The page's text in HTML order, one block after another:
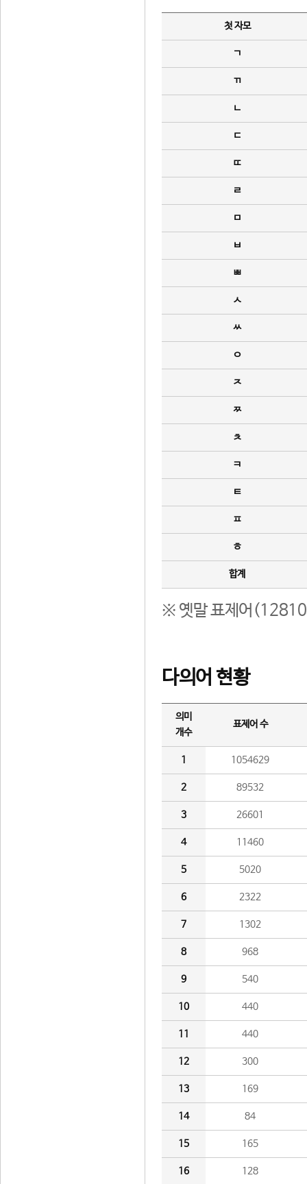
첫 자모
ㄱ
ㄲ
ㄴ
ㄷ
ㄸ
ㄹ
ㅁ
ㅂ
ㅃ
ㅅ
ㅆ
ㅇ
ㅈ
ㅉ
ㅊ
ㅋ
ㅌ
ㅍ
ㅎ
합계
※ 옛말 표제어(12810
다의어 현황
의미
개수
표제어 수
1 1054629
2 89532
3 26601
4 11460
5 5020
6 2322
7 1302
8 968
9 540
10 440
11 440
12 300
13 169
14 84
15 165
16 128